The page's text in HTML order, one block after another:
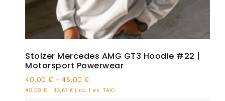
Stolzer Mercedes AMG GT3 Hoodie #22 |
Motorsport Powerwear
40,00 € – 45,00 €
40,00 € | 33,61 € (inc. | ex. TAX)